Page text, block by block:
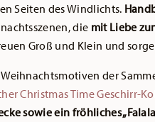
Seiten des Windlichts.
die mit Liebe
Groß und Klein und
der
Christmas Time Geschirr-
sowie ein fröhliches